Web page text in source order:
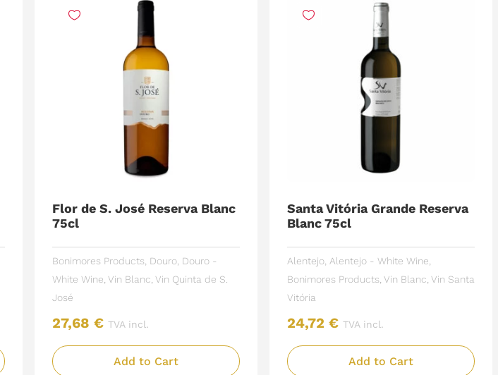
Flor de S. José Reserva Blanc
75cl
Bonimores Products Douro Douro -
White Wine Vin Blanc Vin Quinta de S.
José
27,68 € TVA incl.
Add to Cart
Santa Vitória Grande Reserva
Blanc 75cl
Alentejo, Alentejo - White Wine
Bonimores Products Vin Blanc Vin Santa
Vitória
24,72 € TVA incl.
Add to Cart